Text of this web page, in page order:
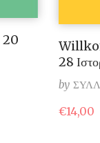
28
by
€14,00